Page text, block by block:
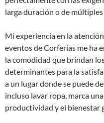
larga duración o de múltiples
Mi experiencia en la
eventos de Corferias me ha
la comodidad que brindan
determinantes para la
a un lugar donde se puede
incluso lavar ropa, marca
productividad y el bienestar